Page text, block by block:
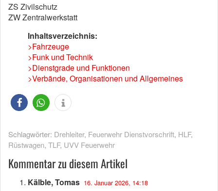
ZS Zivilschutz
ZW Zentralwerkstatt
Inhaltsverzeichnis:
>Fahrzeuge
>Funk und Technik
>Dienstgrade und Funktionen
>Verbände, Organisationen und Allgemeines
Schlagwörter: Drehleiter, Feuerwehr Dienstvorschrift, HLF,
Rüstwagen, TLF, UVV Feuerwehr
Kommentar zu diesem Artikel
Kälble, Tomas 16. Januar 2026, 14:18